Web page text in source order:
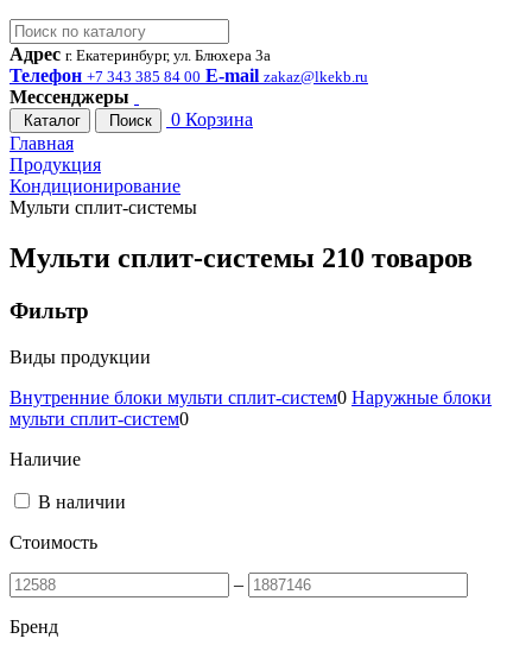
Адрес г. Екатеринбург, ул. Блюхера 3а
Телефон +7 343 385 84 00 E-mail zakaz@lkekb.ru
Мессенджеры
Каталог Поиск 0 Корзина
Главная
Продукция
Кондиционирование
Мульти сплит-системы
Мульти сплит-системы 210 товаров
Фильтр
Виды продукции
Внутренние блоки мульти сплит-систем0 Наружные блоки
мульти сплит-систем0
Наличие
В наличии
Стоимость
–
Бренд